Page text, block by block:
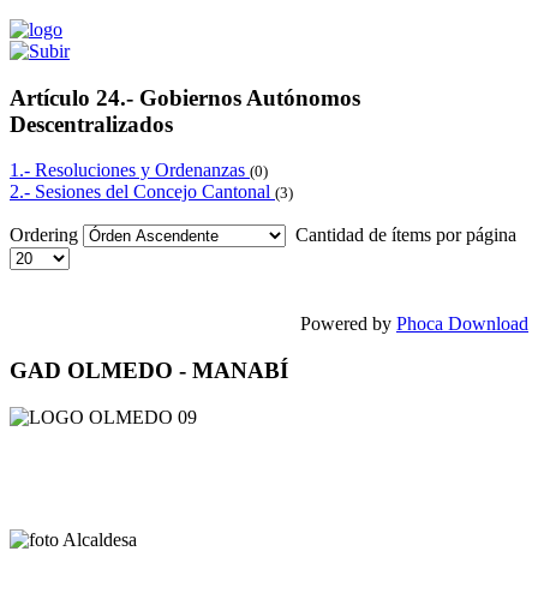
Artículo 24.- Gobiernos Autónomos
Descentralizados
1.- Resoluciones y Ordenanzas (0)
2.- Sesiones del Concejo Cantonal (3)
Ordering Cantidad de ítems por página
Powered by Phoca Download
GAD OLMEDO - MANABÍ